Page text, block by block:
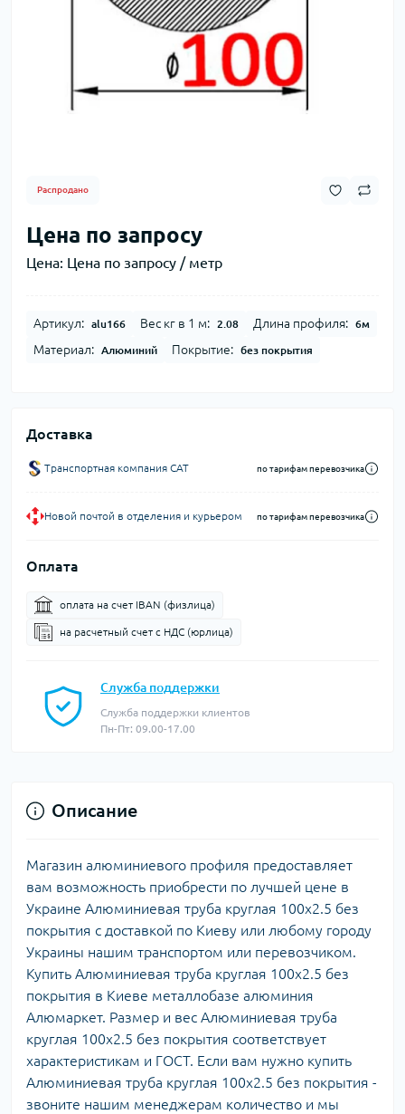
Распродано
Цена по запросу
Цена: Цена по запросу / метр
Артикул: alu166 Вес кг в 1 м: 2.08 Длина профиля: 6м
Материал: Алюминий Покрытие: без покрытия
Доставка
Транспортная компания CAT по тарифам перевозчика
Новой почтой в отделения и курьером по тарифам перевозчика
Оплата
оплата на счет IBAN (физлица)
на расчетный счет c НДС (юрлица)
Служба поддержки
Служба поддержки клиентов
Пн-Пт: 09.00-17.00
Описание
Магазин алюминиевого профиля предоставляет
вам возможность приобрести по лучшей цене в
Украине Алюминиевая труба круглая 100х2.5 без
покрытия с доставкой по Киеву или любому городу
Украины нашим транспортом или перевозчиком.
Купить Алюминиевая труба круглая 100х2.5 без
покрытия в Киеве металлобазе алюминия
Алюмаркет. Размер и вес Алюминиевая труба
круглая 100х2.5 без покрытия соответствует
характеристикам и ГОСТ. Если вам нужно купить
Алюминиевая труба круглая 100х2.5 без покрытия -
звоните нашим менеджерам количество и мы